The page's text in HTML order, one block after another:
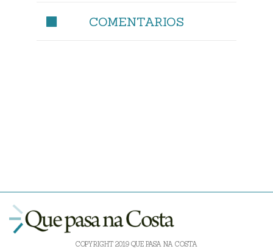
COMENTARIOS
COPYRIGHT 2019 QUE PASA NA COSTA